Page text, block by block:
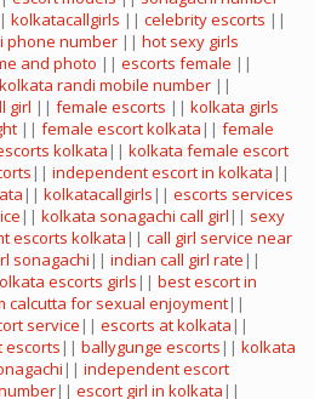
kolkatacallgirls || celebrity escorts ||
phone number || hot sexy girls
and photo || escorts female ||
kolkata randi mobile number ||
girl || female escorts || kolkata girls
|| female escort kolkata || female
kolkata || kolkata female escort
|| independent escort in kolkata ||
|| kolkatacallgirls || escorts services
|| kolkata sonagachi call girl || sexy
escorts kolkata || call girl service near
sonagachi || indian call girl rate ||
escorts girls || best escort in
calcutta for sexual enjoyment||
service || escorts at kolkata ||
escorts || ballygunge escorts || kolkata
|| independent escort
|| escort girl in kolkata ||